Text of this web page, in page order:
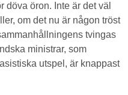
döva öron. Inte är det väl
om det nu är någon tröst
tvingas
ministrar, som
utspel, är knappast